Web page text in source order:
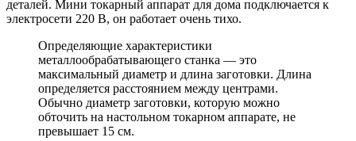
деталей. Мини токарный аппарат для дома подключается к
электросети 220 В, он работает очень тихо.
Определяющие характеристики
металлообрабатывающего станка — это
максимальный диаметр и длина заготовки. Длина
определяется расстоянием между центрами.
Обычно диаметр заготовки, которую можно
обточить на настольном токарном аппарате, не
превышает 15 см.